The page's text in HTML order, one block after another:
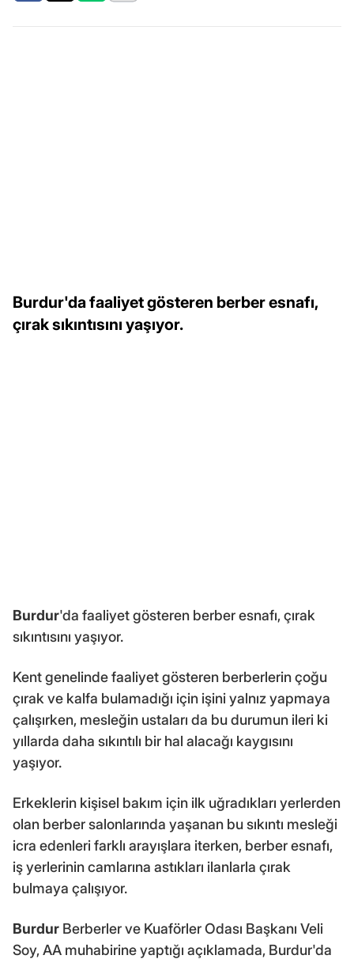
Burdur'da faaliyet gösteren berber esnafı,
çırak sıkıntısını yaşıyor.
Burdur'da faaliyet gösteren berber esnafı, çırak
sıkıntısını yaşıyor.
Kent genelinde faaliyet gösteren berberlerin çoğu
çırak ve kalfa bulamadığı için işini yalnız yapmaya
çalışırken, mesleğin ustaları da bu durumun ileri ki
yıllarda daha sıkıntılı bir hal alacağı kaygısını
yaşıyor.
Erkeklerin kişisel bakım için ilk uğradıkları yerlerden
olan berber salonlarında yaşanan bu sıkıntı mesleği
icra edenleri farklı arayışlara iterken, berber esnafı,
iş yerlerinin camlarına astıkları ilanlarla çırak
bulmaya çalışıyor.
Burdur Berberler ve Kuaförler Odası Başkanı Veli
Soy, AA muhabirine yaptığı açıklamada, Burdur'da